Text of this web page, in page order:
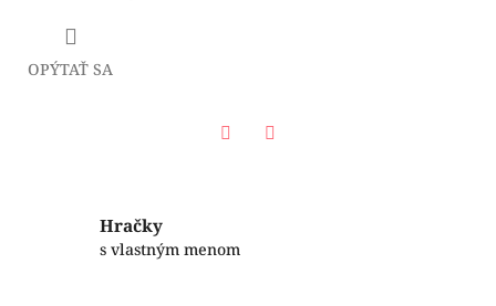
OPÝTAŤ SA
Hračky
s vlastným menom